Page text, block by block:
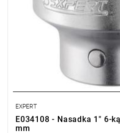
EXPERT
E034108 - Nasadka 1" 6-
mm